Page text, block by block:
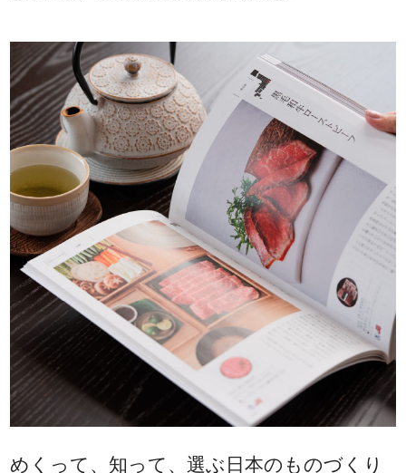
めくって、知って、選ぶ日本のものづくり